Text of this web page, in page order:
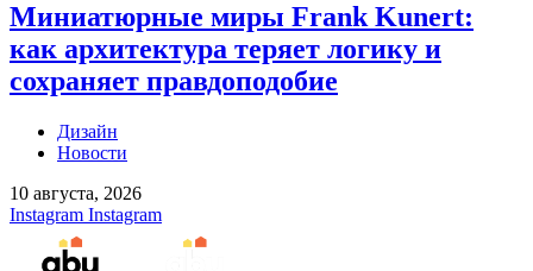
Миниатюрные миры Frank Kunert:
как архитектура теряет логику и
сохраняет правдоподобие
Дизайн
Новости
10 августа, 2026
Instagram Instagram